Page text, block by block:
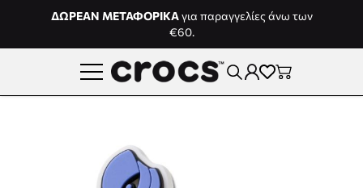
Μετάβαση στο περιεχόμενο
ΔΩΡΕΑΝ ΜΕΤΑΦΟΡΙΚΑγια παραγγελίες άνω των
€60.